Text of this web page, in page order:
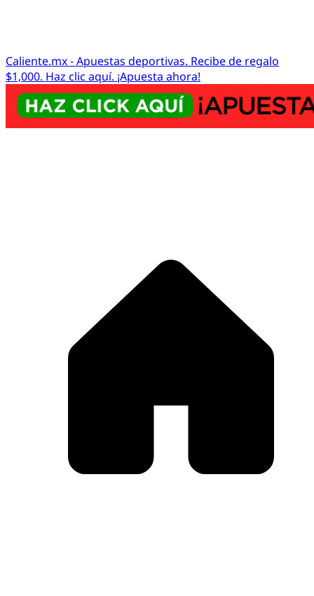
Caliente.mx - Apuestas deportivas. Recibe de regalo
$1,000. Haz clic aquí. ¡Apuesta ahora!